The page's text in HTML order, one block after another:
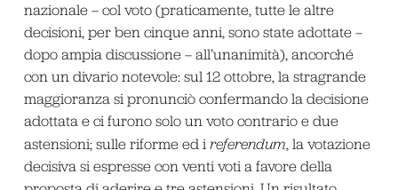
nazionale – col voto (praticamente, tutte le altre
decisioni, per ben cinque anni, sono state adottate –
dopo ampia discussione – all’unanimità), ancorché
con un divario notevole: sul 12 ottobre, la stragrande
maggioranza si pronunciò confermando la decisione
adottata e ci furono solo un voto contrario e due
astensioni; sulle riforme ed i referendum, la votazione
decisiva si espresse con venti voti a favore della